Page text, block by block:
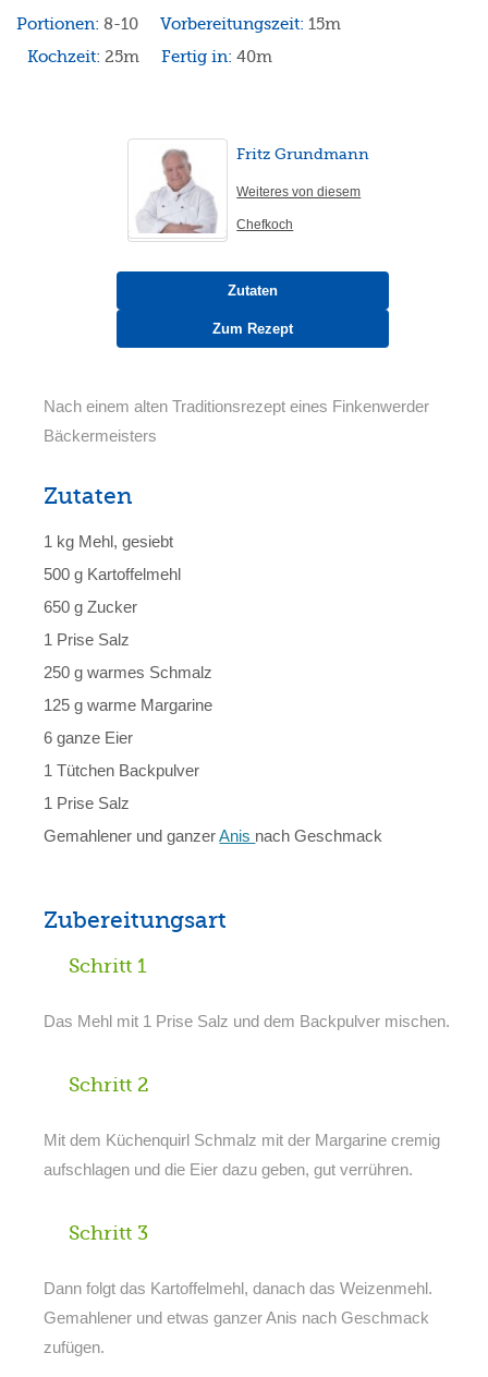
Portionen: 8-10 Vorbereitungszeit:15m
Kochzeit:25m Fertig in:40m
Fritz Grundmann
Weiteres von diesem
Chefkoch
Zutaten
Zum Rezept
Nach einem alten Traditionsrezept eines Finkenwerder
Bäckermeisters
Zutaten
1 kg Mehl, gesiebt
500 g Kartoffelmehl
650 g Zucker
1 Prise Salz
250 g warmes Schmalz
125 g warme Margarine
6 ganze Eier
1 Tütchen Backpulver
1 Prise Salz
Gemahlener und ganzerAnis nach Geschmack
Zubereitungsart
Schritt 1
Das Mehl mit 1 Prise Salz und dem Backpulver mischen.
Schritt 2
Mit dem Küchenquirl Schmalz mit der Margarine cremig
aufschlagen und die Eier dazu geben, gut verrühren.
Schritt 3
Dann folgt das Kartoffelmehl, danach das Weizenmehl.
Gemahlener und etwas ganzer Anis nach Geschmack
zufügen.